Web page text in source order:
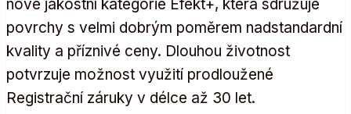
nové jakostní kategorie Efekt+, která sdružuje
povrchy s velmi dobrým poměrem nadstandardní
kvality a příznivé ceny. Dlouhou životnost
potvrzuje možnost využití prodloužené
Registrační záruky v délce až 30 let.